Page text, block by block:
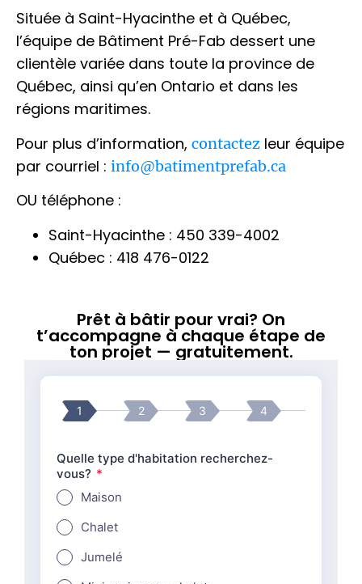
Située à Saint-Hyacinthe et à Québec,
l’équipe de Bâtiment Pré-Fab dessert une
clientèle variée dans toute la province de
Québec, ainsi qu’en Ontario et dans les
régions maritimes.
Pour plus d’information, contactez leur équipe
par courriel : info@batimentprefab.ca
OU téléphone :
Saint-Hyacinthe : 450 339-4002
Québec : 418 476-0122
Prêt à bâtir pour vrai? On
t’accompagne à chaque étape de
ton projet — gratuitement.